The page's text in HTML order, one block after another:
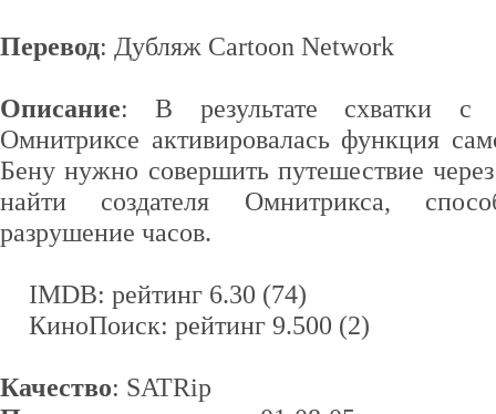
Перевод: Дубляж Cartoon Network
Описание: В результате схватки
Омнитриксе активировалась функция
Бену нужно совершить путешествие
найти создателя Омнитрикса,
разрушение часов.
IMDB: рейтинг 6.30 (74)
КиноПоиск: рейтинг 9.500 (2)
Качество: SATRip